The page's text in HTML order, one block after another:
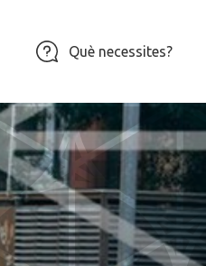
Cercador
Què necessites?